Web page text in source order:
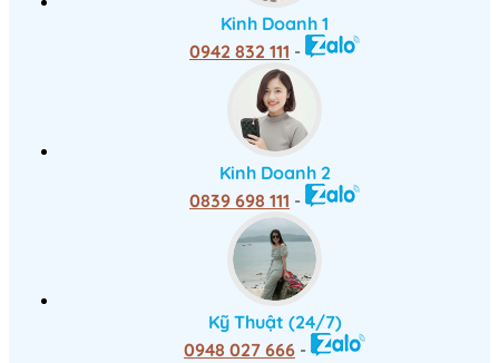
Kinh Doanh 1
0942 832 111 -
Kinh Doanh 2
0839 698 111 -
Kỹ Thuật (24/7)
0948 027 666 -